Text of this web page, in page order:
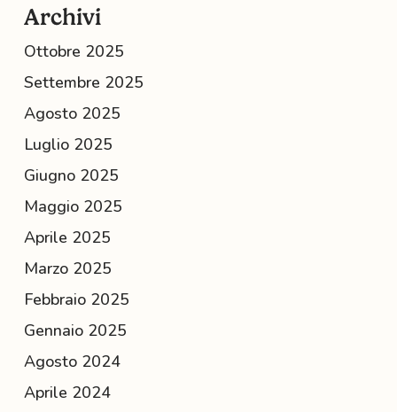
Archivi
Ottobre 2025
Settembre 2025
Agosto 2025
Luglio 2025
Giugno 2025
Maggio 2025
Aprile 2025
Marzo 2025
Febbraio 2025
Gennaio 2025
Agosto 2024
Aprile 2024